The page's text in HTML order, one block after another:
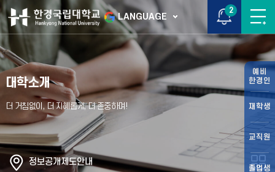
LANGUAGE
2
예비
한경인
재학생
교직원
졸업생
대학소개
정보공개제도안내